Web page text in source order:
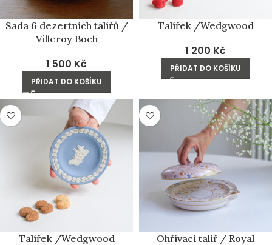
Sada 6 dezertních talířů /
Villeroy Boch
1 500 Kč
PŘIDAT DO KOŠÍKU
Talířek /Wedgwood
1 200 Kč
PŘIDAT DO KOŠÍKU
Talířek /Wedgwood
Ohřívací talíř / Royal